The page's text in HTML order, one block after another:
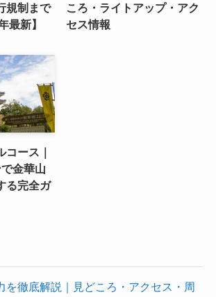
規制まで
最新】
ころ・ライトアップ・アク
セス情報
コース｜
金華山
る完全ガ
を徹底解説｜見どころ・アクセス・周